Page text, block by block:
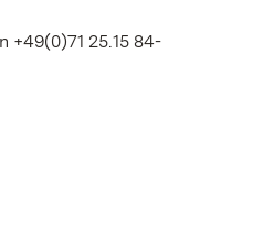
+49(0)71 25.15 84-